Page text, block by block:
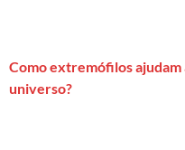
Como extremófilos
universo?